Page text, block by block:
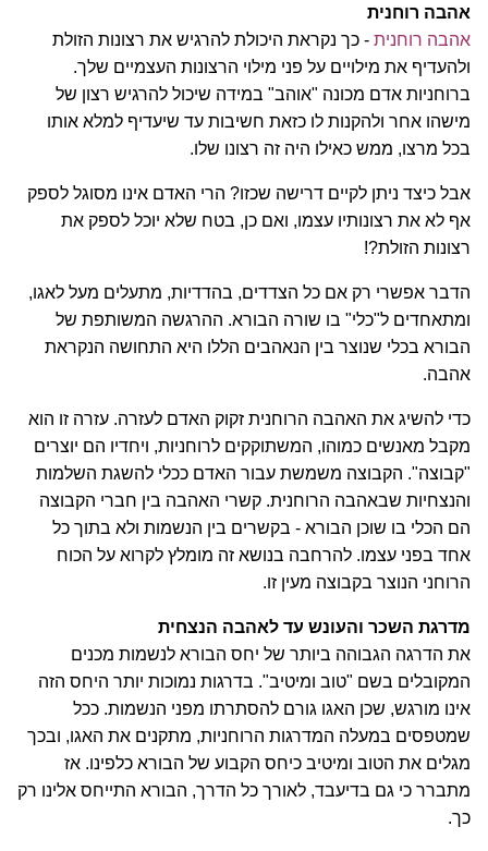
אהבה רוחנית
אהבה רוחנית- כך נקראת היכולת להרגיש את רצונות הזולת
ולהעדיף את מילויים על פני מילוי הרצונות העצמיים שלך.
ברוחניות אדם מכונה "אוהב" במידה שיכול להרגיש רצון של
מישהו אחר ולהקנות לו כזאת חשיבות עד שיעדיף למלא אותו
בכל מרצו, ממש כאילו היה זה רצונו שלו.
אבל כיצד ניתן לקיים דרישה שכזו? הרי האדם אינו מסוגל לספק
אף לא את רצונותיו עצמו, ואם כן, בטח שלא יוכל לספק את
רצונות הזולת?!
הדבר אפשרי רק אם כל הצדדים, בהדדיות, מתעלים מעל לאגו,
ומתאחדים ל"כלי" בו שורה הבורא. ההרגשה המשותפת של
הבורא בכלי שנוצר בין הנאהבים הללו היא התחושה הנקראת
אהבה.
כדי להשיג את האהבה הרוחנית זקוק האדם לעזרה. עזרה זו הוא
מקבל מאנשים כמוהו, המשתוקקים לרוחניות, ויחדיו הם יוצרים
"קבוצה". הקבוצה משמשת עבור האדם ככלי להשגת השלמות
והנצחיות שבאהבה הרוחנית. קשרי האהבה בין חברי הקבוצה
הם הכלי בו שוכן הבורא - בקשרים בין הנשמות ולא בתוך כל
אחד בפני עצמו. להרחבה בנושא זה מומלץ לקרוא על הכוח
הרוחני הנוצר בקבוצה מעין זו.
מדרגת השכר והעונש עד לאהבה הנצחית
את הדרגה הגבוהה ביותר של יחס הבורא לנשמות מכנים
המקובלים בשם "טוב ומיטיב". בדרגות נמוכות יותר היחס הזה
אינו מורגש, שכן האגו גורם להסתרתו מפני הנשמות. ככל
שמטפסים במעלה המדרגות הרוחניות, מתקנים את האגו, ובכך
מגלים את הטוב ומיטיב כיחס הקבוע של הבורא כלפינו. אז
מתברר כי גם בדיעבד, לאורך כל הדרך, הבורא התייחס אלינו רק
כך.